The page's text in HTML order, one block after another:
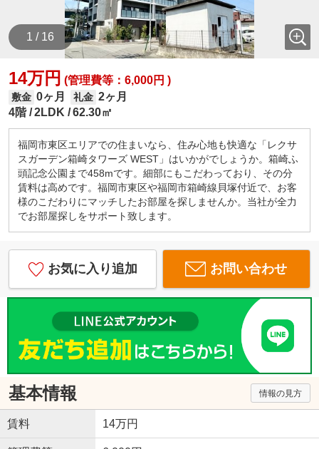
1 / 16
14万円 (管理費等：6,000円 )
敷金 0ヶ月 礼金 2ヶ月
4階 2LDK 62.30㎡
福岡市東区エリアでの住まいなら、住み心地も快適な「レクサ
スガーデン箱崎タワーズ WEST」はいかがでしょうか。箱崎ふ
頭記念公園まで458mです。細部にもこだわっており、その分
賃料は高めです。福岡市東区や福岡市箱崎線貝塚付近で、お客
様のこだわりにマッチしたお部屋を探しませんか。当社が全力
でお部屋探しをサポート致します。
お気に入り追加 お問い合わせ
基本情報 情報の見方
賃料 14万円